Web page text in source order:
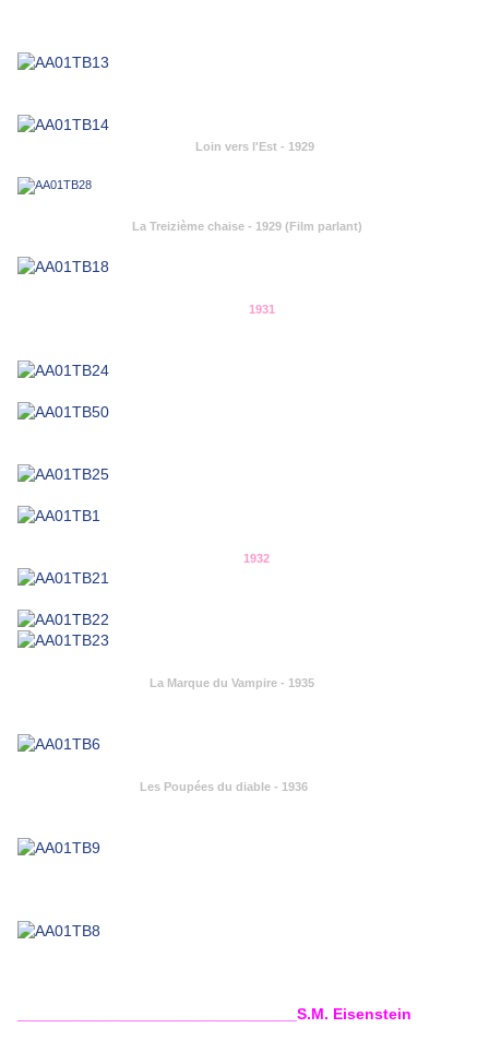
Loin vers l'Est - 1929
La Treizième chaise - 1929 (Film parlant)
1931
1932
La Marque du Vampire - 1935
Les Poupées du diable - 1936
________________________________S.M. Eisenstein